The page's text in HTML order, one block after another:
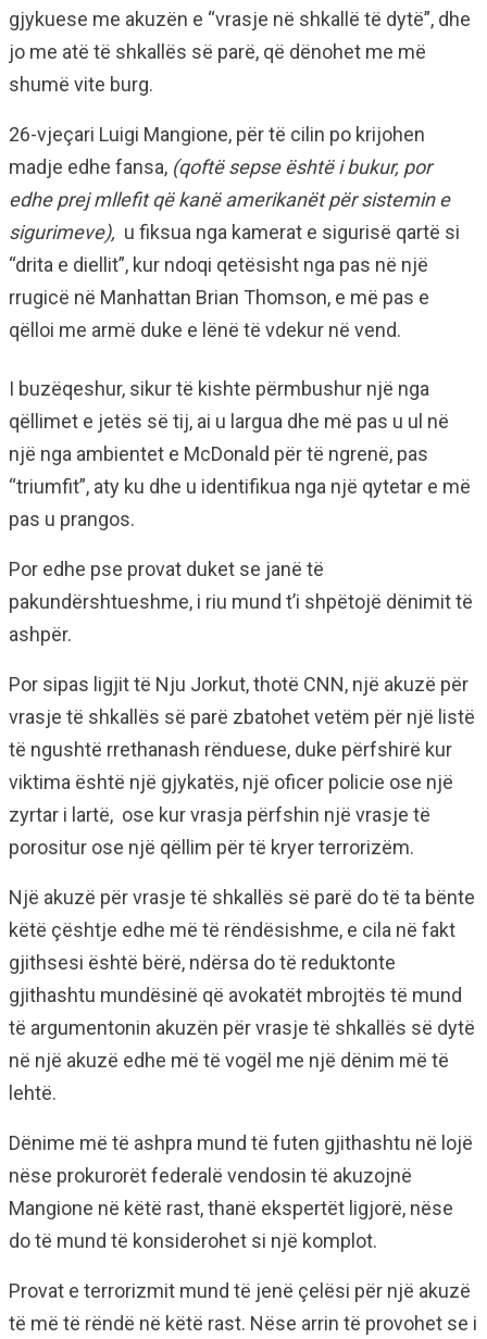
gjykuese me akuzën e “vrasje në shkallë të dytë”, dhe
jo me atë të shkallës së parë, që dënohet me më
shumë vite burg.
26-vjeçari Luigi Mangione, për të cilin po krijohen
madje edhe fansa, (qoftë sepse është i bukur, por
edhe prej mllefit që kanë amerikanët për sistemin e
sigurimeve), u fiksua nga kamerat e sigurisë qartë si
“drita e diellit”, kur ndoqi qetësisht nga pas në një
rrugicë në Manhattan Brian Thomson, e më pas e
qëlloi me armë duke e lënë të vdekur në vend.
I buzëqeshur, sikur të kishte përmbushur një nga
qëllimet e jetës së tij, ai u largua dhe më pas u ul në
një nga ambientet e McDonald për të ngrenë, pas
“triumfit”, aty ku dhe u identifikua nga një qytetar e më
pas u prangos.
Por edhe pse provat duket se janë të
pakundërshtueshme, i riu mund t’i shpëtojë dënimit të
ashpër.
Por sipas ligjit të Nju Jorkut, thotë CNN, një akuzë për
vrasje të shkallës së parë zbatohet vetëm për një listë
të ngushtë rrethanash rënduese, duke përfshirë kur
viktima është një gjykatës, një oficer policie ose një
zyrtar i lartë, ose kur vrasja përfshin një vrasje të
porositur ose një qëllim për të kryer terrorizëm.
Një akuzë për vrasje të shkallës së parë do të ta bënte
këtë çështje edhe më të rëndësishme, e cila në fakt
gjithsesi është bërë, ndërsa do të reduktonte
gjithashtu mundësinë që avokatët mbrojtës të mund
të argumentonin akuzën për vrasje të shkallës së dytë
në një akuzë edhe më të vogël me një dënim më të
lehtë.
Dënime më të ashpra mund të futen gjithashtu në lojë
nëse prokurorët federalë vendosin të akuzojnë
Mangione në këtë rast, thanë ekspertët ligjorë, nëse
do të mund të konsiderohet si një komplot.
Provat e terrorizmit mund të jenë çelësi për një akuzë
të më të rëndë në këtë rast. Nëse arrin të provohet se i